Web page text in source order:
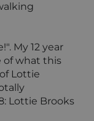
My 12 year
of what this
Lottie
Lottie Brooks